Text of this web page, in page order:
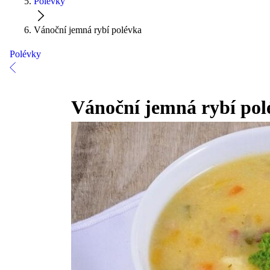
Vánoční jemná rybí polévka
Polévky
Vánoční jemná rybí